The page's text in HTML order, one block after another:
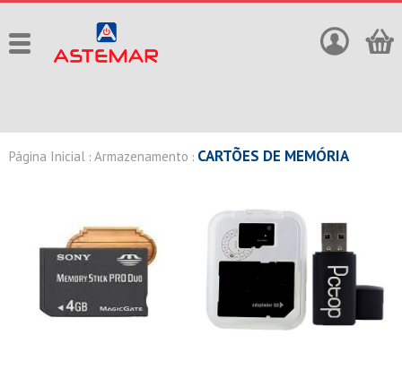
Página Inicial : Armazenamento : CARTÕES DE MEMÓRIA